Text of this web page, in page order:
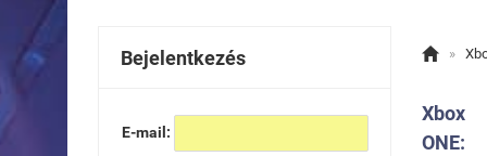
Bejelentkezés
E-mail:
 »
Xbox
ONE: